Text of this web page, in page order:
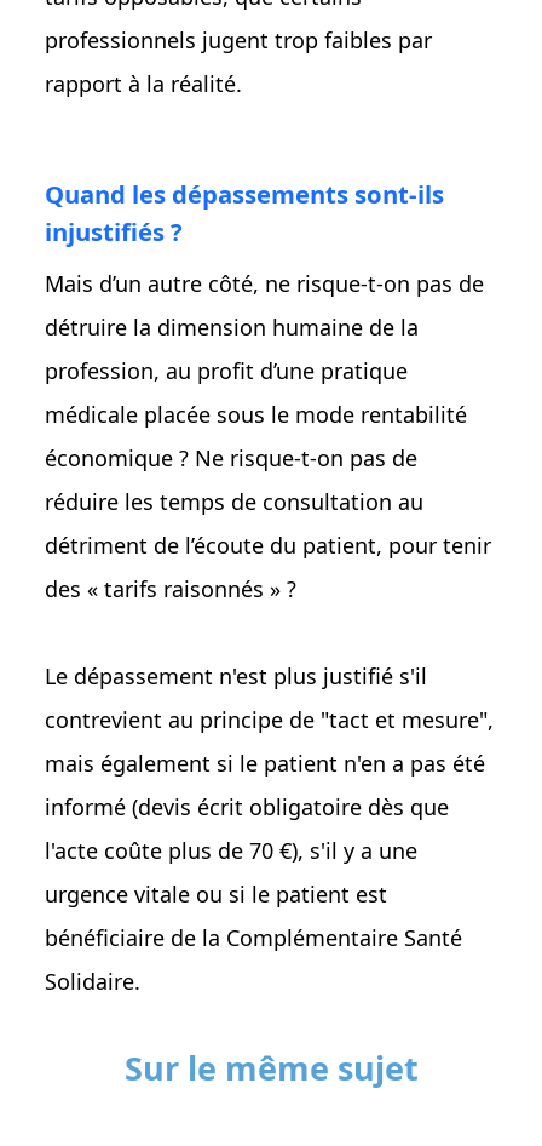
professionnels jugent trop faibles par
rapport à la réalité.
Quand les dépassements sont-ils
injustifiés ?
Mais d’un autre côté, ne risque-t-on pas de
détruire la dimension humaine de la
profession, au profit d’une pratique
médicale placée sous le mode rentabilité
économique ? Ne risque-t-on pas de
réduire les temps de consultation au
détriment de l’écoute du patient, pour tenir
des « tarifs raisonnés » ?
Le dépassement n'est plus justifié s'il
contrevient au principe de "tact et mesure",
mais également si le patient n'en a pas été
informé (devis écrit obligatoire dès que
l'acte coûte plus de 70 €), s'il y a une
urgence vitale ou si le patient est
bénéficiaire de la Complémentaire Santé
Solidaire.
Sur le même sujet